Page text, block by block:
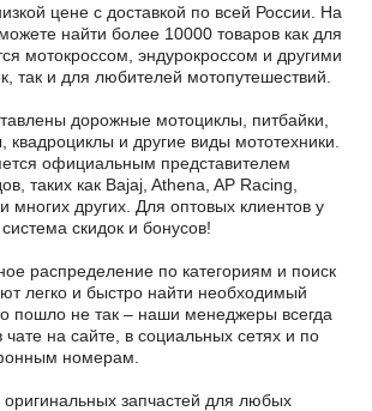
цене с доставкой по всей России. На
найти более 10000 товаров как для
мотокроссом, эндурокроссом и другими
так и для любителей мотопутешествий.
дорожные мотоциклы, питбайки,
квадроциклы и другие виды мототехники.
официальным представителем
таких как Bajaj, Athena, AP Racing,
многих других. Для оптовых клиентов у
скидок и бонусов!
распределение по категориям и поиск
легко и быстро найти необходимый
пошло не так – наши менеджеры всегда
чате на сайте, в социальных сетях и по
номерам.
запчастей для любых